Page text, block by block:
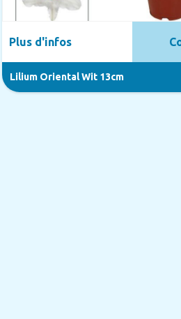
Lilium Oriental Wit 13cm
Plus d'infos